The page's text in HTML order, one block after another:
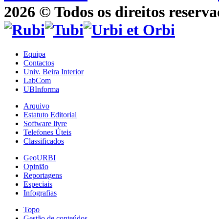
2026 © Todos os direitos
Equipa
Contactos
Univ. Beira Interior
LabCom
UBInforma
Arquivo
Estatuto Editorial
Software livre
Telefones Úteis
Classificados
GeoURBI
Opinião
Reportagens
Especiais
Infografias
Topo